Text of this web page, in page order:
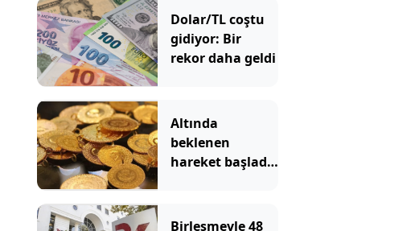
Dolar/TL coştu
gidiyor: Bir
rekor daha geldi
Altında
beklenen
hareket başladı!
Birleşmeyle 48